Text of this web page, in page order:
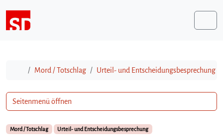
StartMord / Totschlag Urteil- und Entscheidungsbesprechung
Mord / Totschlag Urteil- und Entscheidungsbesprechung
Seitenmenü öffnen